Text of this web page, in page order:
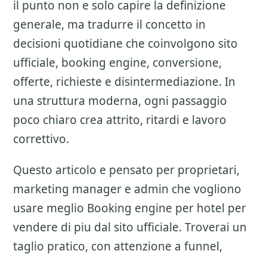
il punto non e solo capire la definizione
generale, ma tradurre il concetto in
decisioni quotidiane che coinvolgono sito
ufficiale, booking engine, conversione,
offerte, richieste e disintermediazione. In
una struttura moderna, ogni passaggio
poco chiaro crea attrito, ritardi e lavoro
correttivo.
Questo articolo e pensato per proprietari,
marketing manager e admin che vogliono
usare meglio Booking engine per hotel per
vendere di piu dal sito ufficiale. Troverai un
taglio pratico, con attenzione a funnel,